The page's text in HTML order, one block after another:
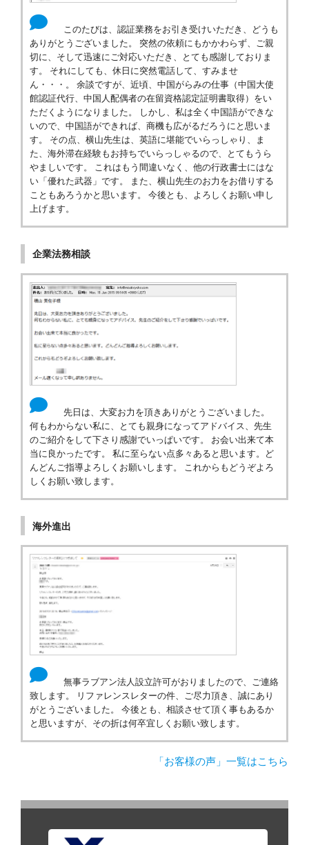
このたびは、認証業務をお引き受けいただき、どうも
ありがとうございました。 突然の依頼にもかかわらず、ご親
切に、そして迅速にご対応いただき、とても感謝しておりま
す。 それにしても、休日に突然電話して、すみませ
ん・・・。 余談ですが、近頃、中国がらみの仕事（中国大使
館認証代行、中国人配偶者の在留資格認定証明書取得）をい
ただくようになりました。 しかし、私は全く中国語ができな
いので、中国語ができれば、商機も広がるだろうにと思いま
す。 その点、横山先生は、英語に堪能でいらっしゃり、ま
た、海外滞在経験もお持ちでいらっしゃるので、とてもうら
やましいです。 これはもう間違いなく、他の行政書士にはな
い「優れた武器」です。 また、横山先生のお力をお借りする
こともあろうかと思います。 今後とも、よろしくお願い申し
上げます。
企業法務相談
先日は、大変お力を頂きありがとうございました。
何もわからない私に、とても親身になってアドバイス、先生
のご紹介をして下さり感謝でいっぱいです。 お会い出来て本
当に良かったです。 私に至らない点多々あると思います。ど
んどんご指導よろしくお願いします。 これからもどうぞよろ
しくお願い致します。
海外進出
無事ラブアン法人設立許可がおりましたので、ご連絡
致します。 リファレンスレターの件、ご尽力頂き、誠にあり
がとうございました。 今後とも、相談させて頂く事もあるか
と思いますが、その折は何卒宜しくお願い致します。
「お客様の声」一覧はこちら